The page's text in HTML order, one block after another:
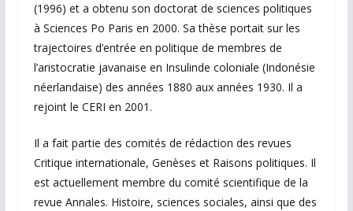
(1996) et a obtenu son doctorat de sciences politiques
à Sciences Po Paris en 2000. Sa thèse portait sur les
trajectoires d’entrée en politique de membres de
l’aristocratie javanaise en Insulinde coloniale (Indonésie
néerlandaise) des années 1880 aux années 1930. Il a
rejoint le CERI en 2001.
Il a fait partie des comités de rédaction des revues
Critique internationale, Genèses et Raisons politiques. Il
est actuellement membre du comité scientifique de la
revue Annales. Histoire, sciences sociales, ainsi que des